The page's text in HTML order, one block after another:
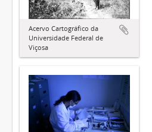
Acervo Cartográfico da
Universidade Federal de
Viçosa